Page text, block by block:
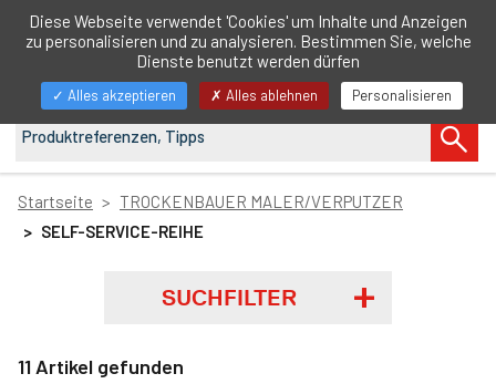
DE
anzeigen/ausblenden
Startseite
TROCKENBAUER MALER/VERPUTZER
SELF-SERVICE-REIHE
SUCHFILTER
11 Artikel gefunden
Diese Webseite verwendet 'Cookies' um Inhalte und Anzeigen
zu personalisieren und zu analysieren. Bestimmen Sie, welche
Dienste benutzt werden dürfen
Alles akzeptieren Alles ablehnen Personalisieren